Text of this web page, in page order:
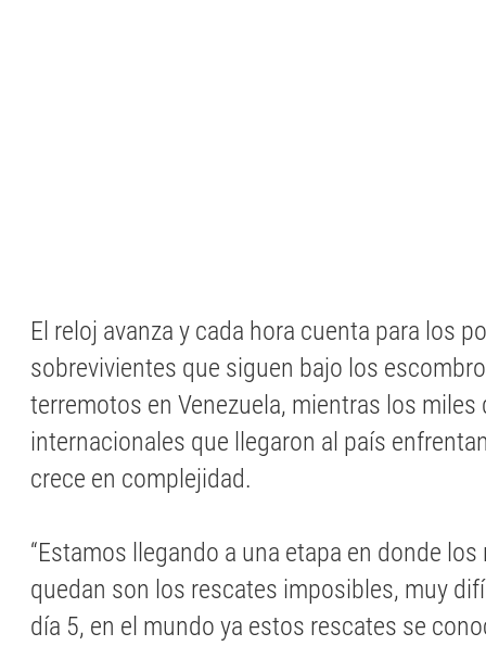
El reloj avanza y cada hora cuenta para los
sobrevivientes que siguen bajo los
terremotos en Venezuela, mientras los
internacionales que llegaron al país
crece en complejidad.
“Estamos llegando a una etapa en donde
quedan son los rescates imposibles, muy
día 5, en el mundo ya estos rescates se